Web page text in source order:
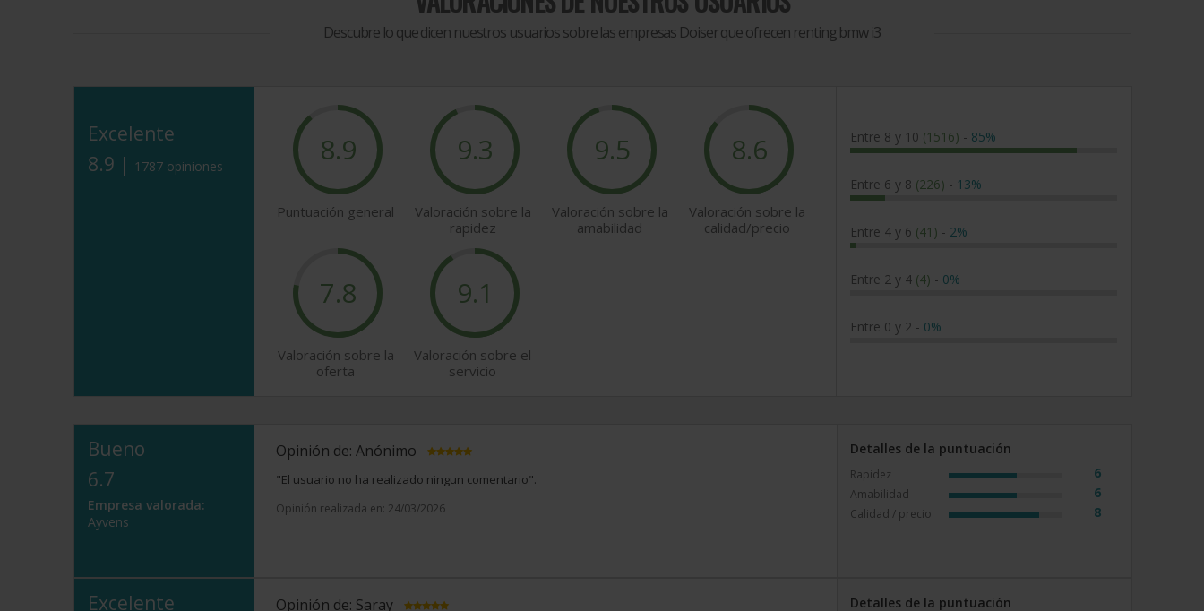
Descubre lo que dicen nuestros usuarios sobre las empresas Doiser que ofrecen renting bmw i3
Excelente
8.9 |
1787 opiniones 8.9
Puntuación general
9.3
Valoración sobre la
rapidez
9.5
Valoración sobre la
amabilidad
8.6
Valoración sobre la
calidad/precio
7.8
Valoración sobre la
oferta
9.1
Valoración sobre el
servicio
Entre 8 y 10 (1516) - 85%
Entre 6 y 8 (226) - 13%
Entre 4 y 6 (41) - 2%
Entre 2 y 4 (4) - 0%
Entre 0 y 2 - 0%
Bueno
6.7
Empresa valorada:
Ayvens
Opinión de: Anónimo
"El usuario no ha realizado ningun comentario".
Opinión realizada en: 24/03/2026
Detalles de la puntuación
Rapidez 6
Amabilidad 6
Calidad / precio 8
Excelente
Opinión de: Saray Detalles de la puntuación